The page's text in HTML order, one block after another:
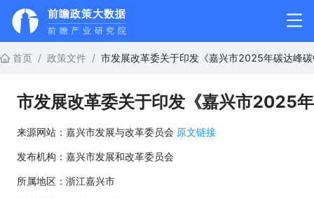
前瞻政策大数据
前瞻产业研究院
首页 / 政策文件 / 市发展改革委关于印发《嘉兴市2025年碳达峰
市发展改革委关于印发《嘉兴市2025
来源网站： 嘉兴市发展与改革委员会 原文链接
发布机构： 嘉兴市发展和改革委员会
所属地区： 浙江嘉兴市